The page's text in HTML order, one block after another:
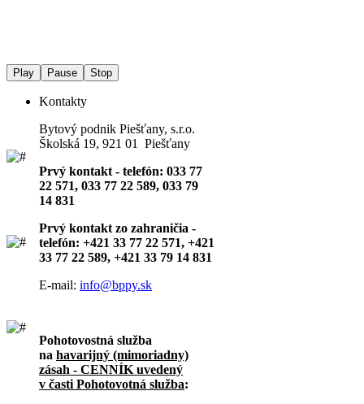
Play Pause Stop
Kontakty
Bytový podnik Piešťany, s.r.o.
Školská 19, 921 01 Piešťany
Prvý kontakt - telefón: 033 77
22 571, 033 77 22 589, 033 79
14 831
Prvý kontakt zo zahraničia -
telefón: +421 33 77 22 571, +421
33 77 22 589, +421 33 79 14 831
E-mail: info@bppy.sk
Pohotovostná služba
na havarijný (mimoriadny)
zásah - CENNÍK uvedený
v časti Pohotovotná služba: